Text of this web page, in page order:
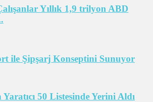
Yıllık 1,9 trilyon ABD
ile Şipşarj Konseptini Sunuyor
50 Listesinde Yerini Aldı